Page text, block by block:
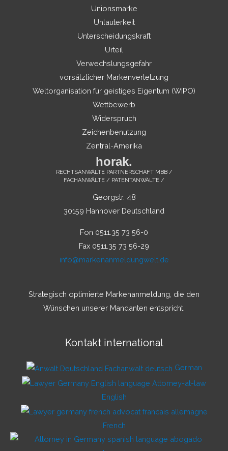
Unionsmarke
Unlauterkeit
Unterscheidungskraft
Urteil
Verwechslungsgefahr
vorsätzlicher Markenverletzung
Weltorganisation für geistiges Eigentum (WIPO)
Wettbewerb
Widerspruch
Zeichenbenutzung
Zentral-Amerika
horak.
RECHTSANWÄLTE PARTNERSCHAFT MBB /
FACHANWÄLTE / PATENTANWÄLTE /
Georgstr. 48
30159 Hannover Deutschland
Fon 0511.35 73 56-0
Fax 0511.35 73 56-29
info@markenanmeldungwelt.de
Strategisch optimierte Markenanmeldung, die den
Wünschen unserer Mandanten entspricht.
Kontakt international
German
English
French